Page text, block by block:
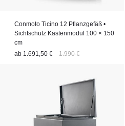
Conmoto Ticino 12 Pflanzgefäß •
Sichtschutz Kastenmodul 100 × 150
cm
ab 1.691,50 € 1.990 €